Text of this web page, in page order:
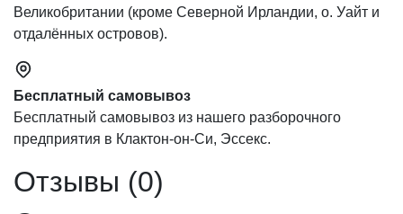
Великобритании (кроме Северной Ирландии, о. Уайт и
отдалённых островов).
Бесплатный самовывоз
Бесплатный самовывоз из нашего разборочного
предприятия в Клактон-он-Си, Эссекс.
Отзывы (0)